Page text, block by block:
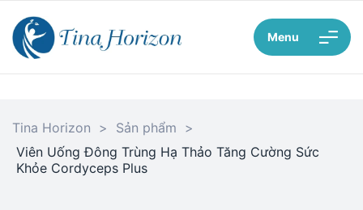
Menu
Tina Horizon > Sản phẩm >
Viên Uống Đông Trùng Hạ Thảo Tăng Cường Sức
Khỏe Cordyceps Plus